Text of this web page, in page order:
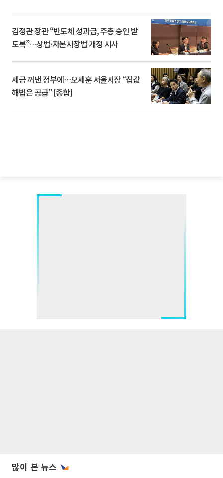
김정관 장관 “반도체 성과급, 주총 승인 받
도록”…상법·자본시장법 개정 시사
세금 꺼낸 정부에…오세훈 서울시장 “집값
해법은 공급” [종합]
많이 본 뉴스